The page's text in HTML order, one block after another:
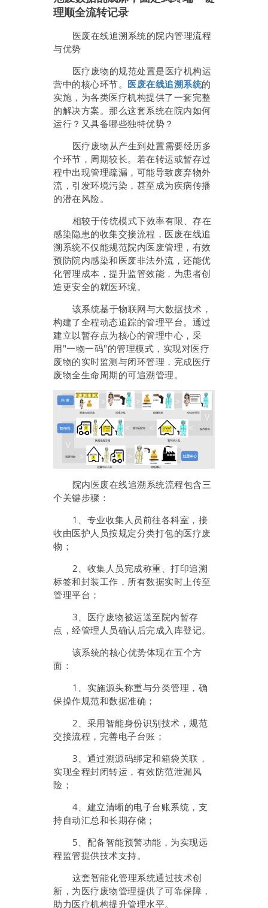
理顺全流转记录
医废在线追溯系统的院内管理流程
与优势
医疗废物的规范处置是医疗机构运
营中的核心环节。 医废在线追溯系统的
实施，为各类医疗机构提供了一套完整
的解决方案。那么这套系统在院内如何
运行？又具备哪些独特优势？
医疗废物从产生到处置需要经历多
个环节，周期较长。若在转运或暂存过
程中出现管理疏漏，可能导致废弃物外
流，引发环境污染，甚至成为疾病传播
的潜在风险。
相较于传统模式下效率有限、存在
感染隐患的收集交接流程，医废在线追
溯系统不仅能规范院内医废管理，有效
预防院内感染和医废非法外流，还能优
化管理成本，提升监管效能，为患者创
造更安全的就医环境。
该系统基于物联网与大数据技术，
构建了全程动态追踪的管理平台。通过
建立以暂存点为核心的管理中心，采
用"一物一码"的管理模式，实现对医疗
废物的实时监测与闭环管理，完成医疗
废物全生命周期的可追溯管理。
院内医废在线追溯系统流程包含三
个关键步骤：
1、专业收集人员前往各科室，接
收由医护人员按规定分类打包的医疗废
物；
2、收集人员完成称重、打印追溯
标签和封装工作，所有数据实时上传至
管理平台；
3、医疗废物被运送至院内暂存
点，经管理人员确认后完成入库登记。
该系统的核心优势体现在五个方
面：
1、实施源头称重与分类管理，确
保操作规范和数据准确；
2、采用智能身份识别技术，规范
交接流程，完善电子台账；
3、通过溯源码绑定和箱袋关联，
实现全程封闭转运，有效防范泄漏风
险；
4、建立清晰的电子台账系统，支
持自动汇总和长期存储；
5、配备智能预警功能，为实现远
程监管提供技术支持。
这套智能化管理系统通过技术创
新，为医疗废物管理提供了可靠保障，
助力医疗机构提升管理水平。